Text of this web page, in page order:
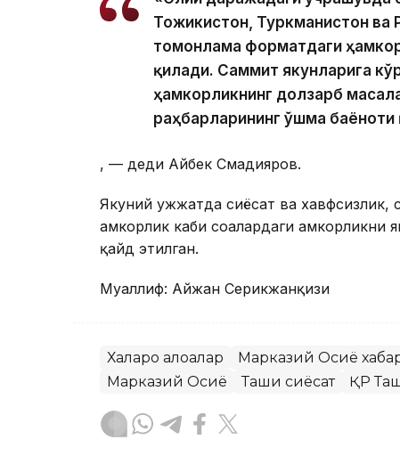
Тожикистон, Туркманистон ва
томонлама форматдаги
қилади. Саммит якунларига
ҳамкорликнинг долзарб
раҳбарларининг Қўшма
, — деди Айбек Смадияров.
Якуний ҳужжатда сиёсат ва
ҳамкорлик каби соҳалардаги
қайд этилган.
Муаллиф: Айжан Серикжанқизи
Халқаро алоқалар Марказий Осиё
Марказий Осиё
Ташқи сиёсат ҚР